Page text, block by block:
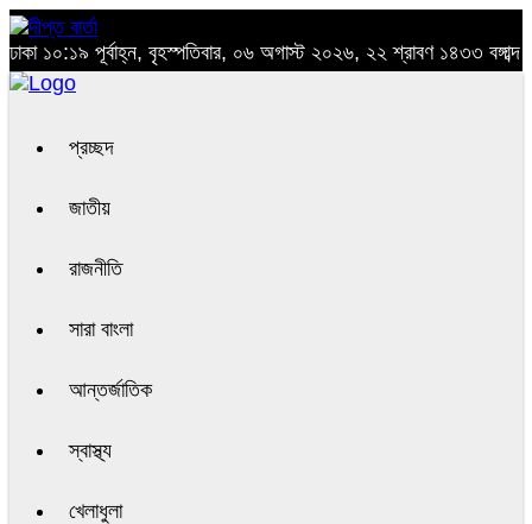
ঢাকা ১০:১৯ পূর্বাহ্ন, বৃহস্পতিবার, ০৬ অগাস্ট ২০২৬, ২২ শ্রাবণ ১৪৩৩ বঙ্গাব্দ
প্রচ্ছদ
জাতীয়
রাজনীতি
সারা বাংলা
আন্তর্জাতিক
স্বাস্থ্য
খেলাধুলা